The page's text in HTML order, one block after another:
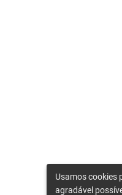
Usamos cookies
agradável